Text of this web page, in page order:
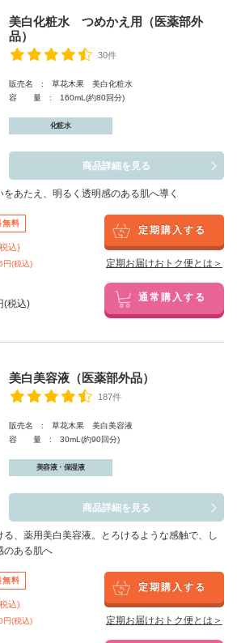
美白化粧水 つめかえ用（医薬部外
品）
30件
販売名 : 草花木果 美白化粧水
容 量 : 160mL(約80回分)
化粧水
商品詳細を見る
あたえ、明るく透明感のある肌へ導く
無料
込)
円(税込)
定期購入する
定期お届けおトク便とは＞
(税込) 通常購入する
美白美容液（医薬部外品）
187件
販売名 : 草花木果 美白美容液
容 量 : 30mL(約90回分)
美容液・保湿液
商品詳細を見る
、薬用美白美容液。とろけるような感触で、し
のある肌へ
無料
込)
円(税込)
定期購入する
定期お届けおトク便とは＞